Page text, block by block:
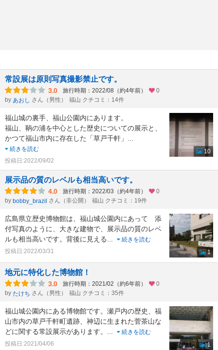
常設展は原則写真撮影禁止です。
3.0 旅行時期：2022/08（約4年前）
0
by あおし さん（男性） 福山 クチコミ：14件
福山城の裏手、福山公園内にあります。
福山、鞆の浦を中心とした歴史についての展示と、
かつて福山市内に存在した「草戸千軒」
続きを読む
投稿日:2022/09/02
10
展示品の質のレベルも相当高いです。
4.0 旅行時期：2022/03（約4年前）
0
by bobby_brazil さん（非公開） 福山 クチコミ：19件
広島県立歴史博物館は、福山城公園内にあって 添
付写真のように、大きな建物で、展示品の質のレベ
ルも相当高いです。背後に見える
続きを読む
投稿日:2022/03/31
1
地元に特化した博物館！
3.0 旅行時期：2021/02（約6年前）
0
by たけち さん（男性） 福山 クチコミ：35件
福山城公園内にある博物館です。瀬戸内の歴史、福
山市内の草戸千軒町遺跡、神辺に生まれた菅茶山な
どに関する常設展示があります。
続きを読む
投稿日:2021/04/06
1